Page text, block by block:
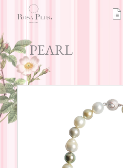
HOME
TOPICS
ITEMS
ACCESS
CONTACT
ONLINE SHOP
お問い合わせ
PEARL